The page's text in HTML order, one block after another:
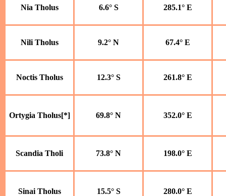
Nia Tholus 6.6° S 285.1° E
Nili Tholus 9.2° N 67.4° E
Noctis Tholus 12.3° S 261.8° E
Ortygia Tholus[*] 69.8° N 352.0° E
Scandia Tholi 73.8° N 198.0° E
Sinai Tholus 15.5° S 280.0° E